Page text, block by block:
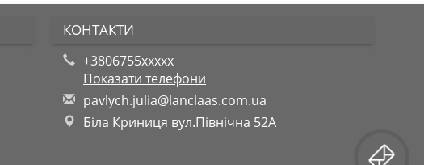
КОНТАКТИ
+3806755xxxxx
Показати телефони
pavlych.julia@lanclaas.com.ua
Біла Криниця вул.Північна 52А